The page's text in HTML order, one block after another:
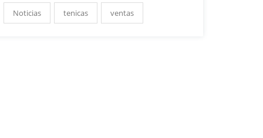
Noticias tenicas ventas